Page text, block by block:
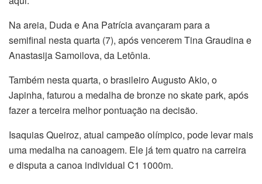
Na areia, Duda e Ana Patrícia avançaram para a
semifinal nesta quarta (7), após vencerem Tina Graudina e
Anastasija Samoilova, da Letônia.
Também nesta quarta, o brasileiro Augusto Akio, o
Japinha, faturou a medalha de bronze no skate park, após
fazer a terceira melhor pontuação na decisão.
Isaquias Queiroz, atual campeão olímpico, pode levar mais
uma medalha na canoagem. Ele já tem quatro na carreira
e disputa a canoa individual C1 1000m.